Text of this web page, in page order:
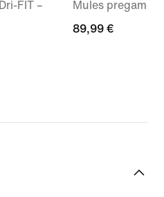
FIT –
Mules pregame
89,99
89,99 €